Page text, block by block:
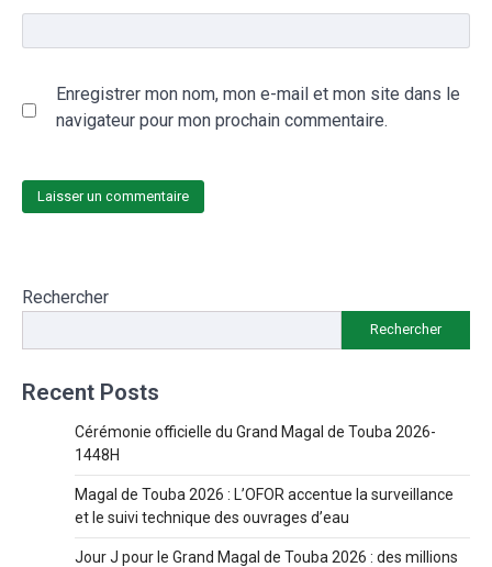
Enregistrer mon nom, mon e-mail et mon site dans le
navigateur pour mon prochain commentaire.
Rechercher
Rechercher
Recent Posts
Cérémonie officielle du Grand Magal de Touba 2026-
1448H
Magal de Touba 2026 : L’OFOR accentue la surveillance
et le suivi technique des ouvrages d’eau
Jour J pour le Grand Magal de Touba 2026 : des millions